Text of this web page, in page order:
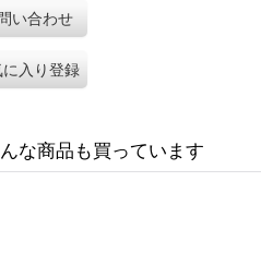
い合わせ
に入り登録
な商品も買っています